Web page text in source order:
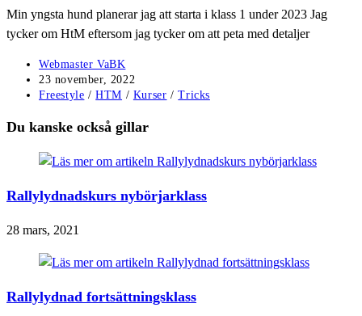
Min yngsta hund planerar jag att starta i klass 1 under 2023 Jag
tycker om HtM eftersom jag tycker om att peta med detaljer
Inläggsförfattare:
Webmaster VaBK
Inlägget
publicerat:
23 november, 2022
Inläggskategori:
Freestyle / HTM / Kurser / Tricks
Du kanske också gillar
Rallylydnadskurs nybörjarklass
28 mars, 2021
Rallylydnad fortsättningsklass